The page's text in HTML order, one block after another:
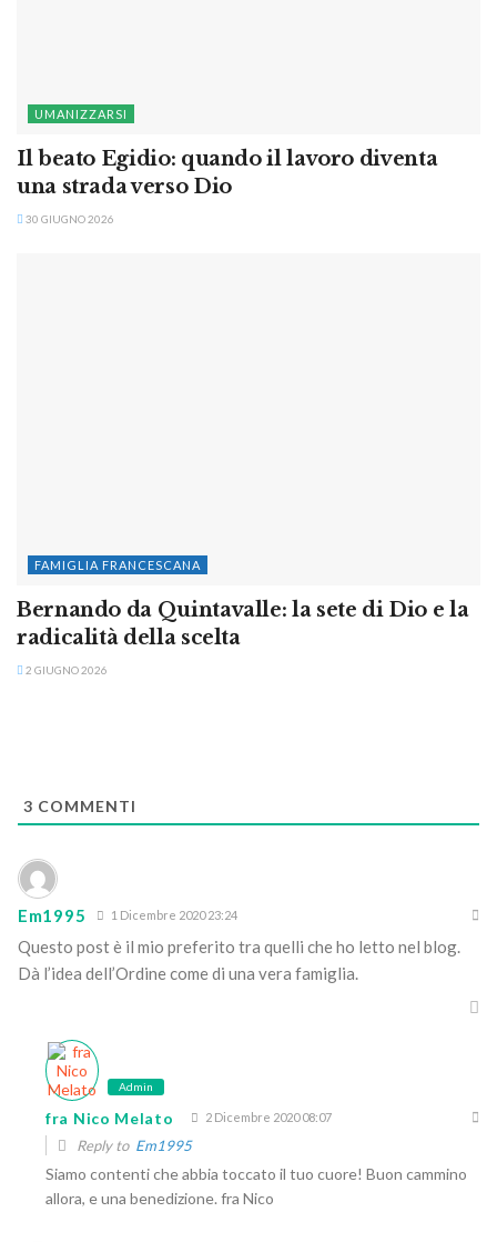
UMANIZZARSI
Il beato Egidio: quando il lavoro diventa
una strada verso Dio
30 GIUGNO 2026
FAMIGLIA FRANCESCANA
Bernando da Quintavalle: la sete di Dio e la
radicalità della scelta
2 GIUGNO 2026
3 COMMENTI
Em1995 1 Dicembre 2020 23:24
Questo post è il mio preferito tra quelli che ho letto nel blog.
Dà l’idea dell’Ordine come di una vera famiglia.
Admin
fra Nico Melato 2 Dicembre 2020 08:07
Reply to Em1995
Siamo contenti che abbia toccato il tuo cuore! Buon cammino
allora, e una benedizione. fra Nico